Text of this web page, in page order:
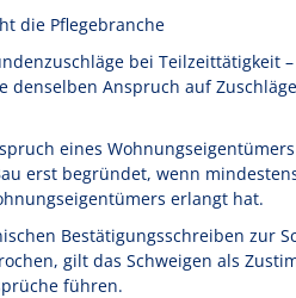
die Pflegebranche
bei Teilzeittätigkeit
denselben Anspruch auf
eines
erst begründet, wenn
erlangt hat.
Bestätigungsschreiben zur
gilt das Schweigen als
führen.